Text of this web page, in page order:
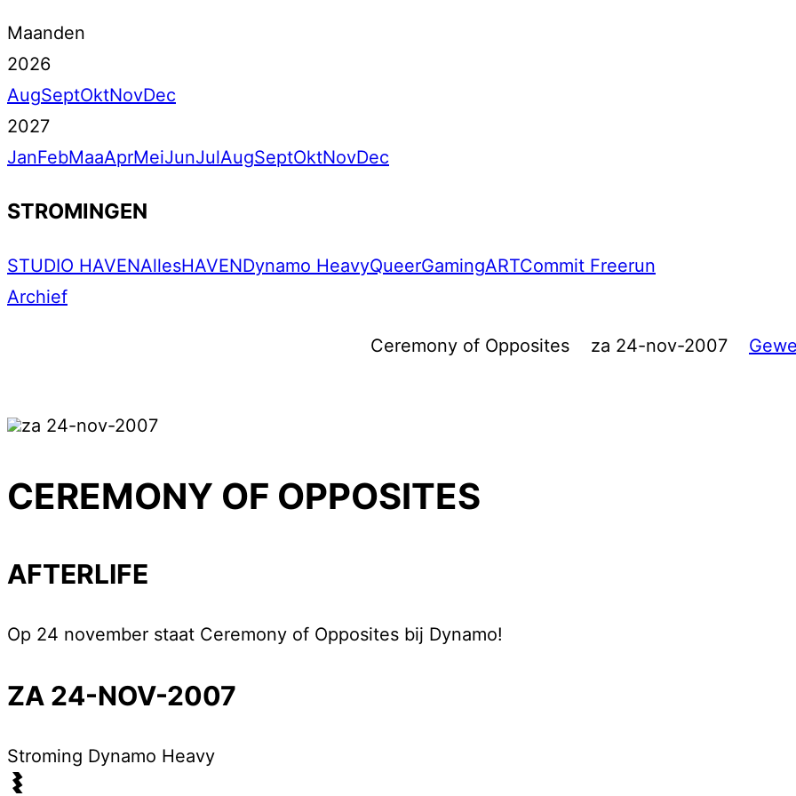
Maanden
2026
AugSeptOktNovDec
2027
JanFebMaaAprMeiJunJulAugSeptOktNovDec
STROMINGEN
STUDIO HAVENAllesHAVENDynamo HeavyQueerGamingARTCommit Freerun
Archief
Ceremony of Opposites za 24-nov-2007
za 24-nov-2007
CEREMONY OF OPPOSITES
AFTERLIFE
Op 24 november staat Ceremony of Opposites bij Dynamo!
ZA 24-NOV-2007
Stroming Dynamo Heavy